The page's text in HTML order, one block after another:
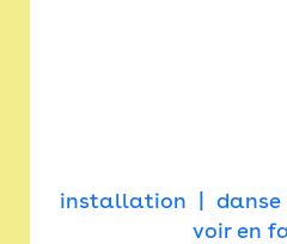
installation danse
voir en